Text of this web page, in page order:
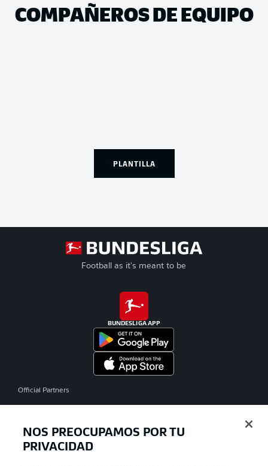
COMPAÑEROS DE EQUIPO
PLANTILLA
Football as it's meant to be
BUNDESLIGA APP
Official Partners
NOS PREOCUPAMOS POR TU
PRIVACIDAD